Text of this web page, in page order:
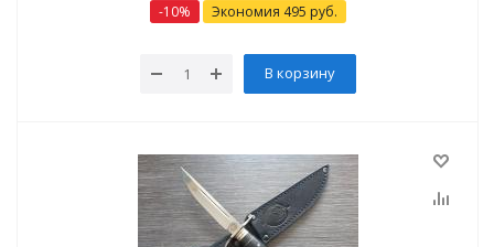
-10% Экономия 495 руб.
В корзину